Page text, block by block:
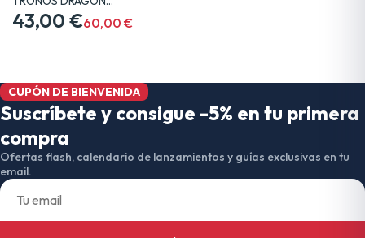
VISERION 19…
43,00 €60,00 €
CUPÓN DE BIENVENIDA
Suscríbete y consigue -5% en tu primera
compra
Ofertas flash, calendario de lanzamientos y guías exclusivas en tu
email.